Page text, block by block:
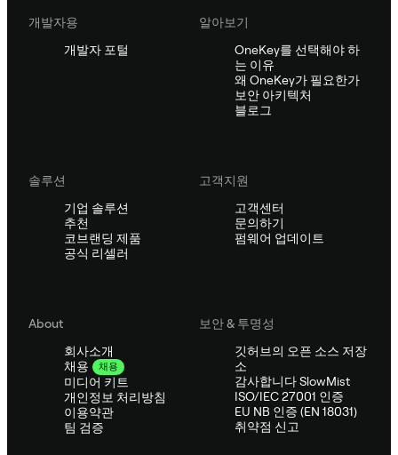
개발자용
개발자 포털
알아보기
OneKey를 선택해야 하
는 이유
왜 OneKey가 필요한가
보안 아키텍처
블로그
솔루션
기업 솔루션
추천
코브랜딩 제품
공식 리셀러
고객지원
고객센터
문의하기
펌웨어 업데이트
About
회사소개
채용
채용
미디어 키트
개인정보 처리방침
이용약관
팀 검증
보안 & 투명성
깃허브의 오픈 소스 저장
소
감사합니다 SlowMist
ISO/IEC 27001 인증
EU NB 인증 (EN 18031)
취약점 신고